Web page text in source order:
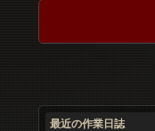
最近の作業日誌